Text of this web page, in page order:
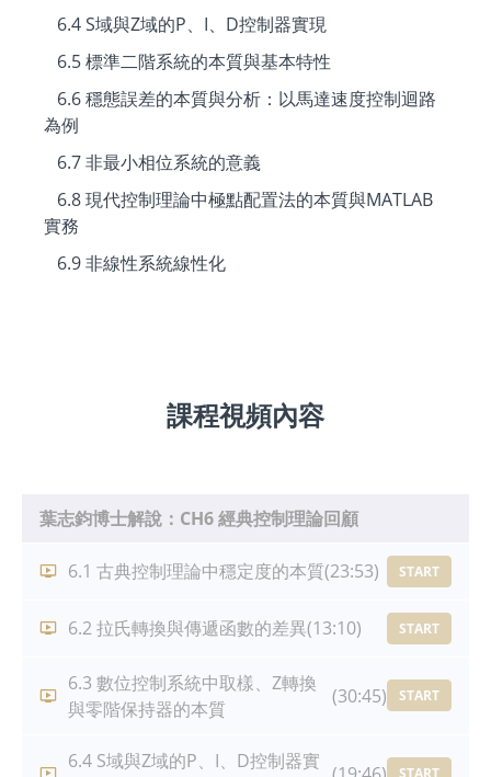
6.4 S域與Z域的P、I、D控制器實現
6.5 標準二階系統的本質與基本特性
6.6 穩態誤差的本質與分析：以馬達速度控制迴路
為例
6.7 非最小相位系統的意義
6.8 現代控制理論中極點配置法的本質與MATLAB
實務
6.9 非線性系統線性化
課程視頻內容
葉志鈞博士解說：CH6 經典控制理論回顧
6.1 古典控制理論中穩定度的本質(23:53) START
6.2 拉氏轉換與傳遞函數的差異(13:10) START
6.3 數位控制系統中取樣、Z轉換
與零階保持器的本質
(30:45) START
6.4 S域與Z域的P、I、D控制器實